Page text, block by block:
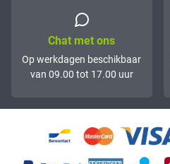
Chat met ons
Op werkdagen beschikbaar
van 09.00 tot 17.00 uur